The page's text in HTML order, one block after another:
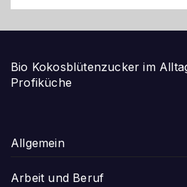
Bio Kokosblütenzucker im
Profiküche
Allgemein
Arbeit und Beruf